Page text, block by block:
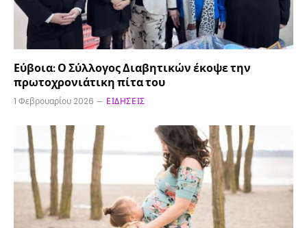
Εύβοια: Ο Σύλλογος Διαβητικών έκοψε την
πρωτοχρονιάτικη πίτα του
1 Φεβρουαρίου 2026 ΕΙΔΉΣΕΙΣ